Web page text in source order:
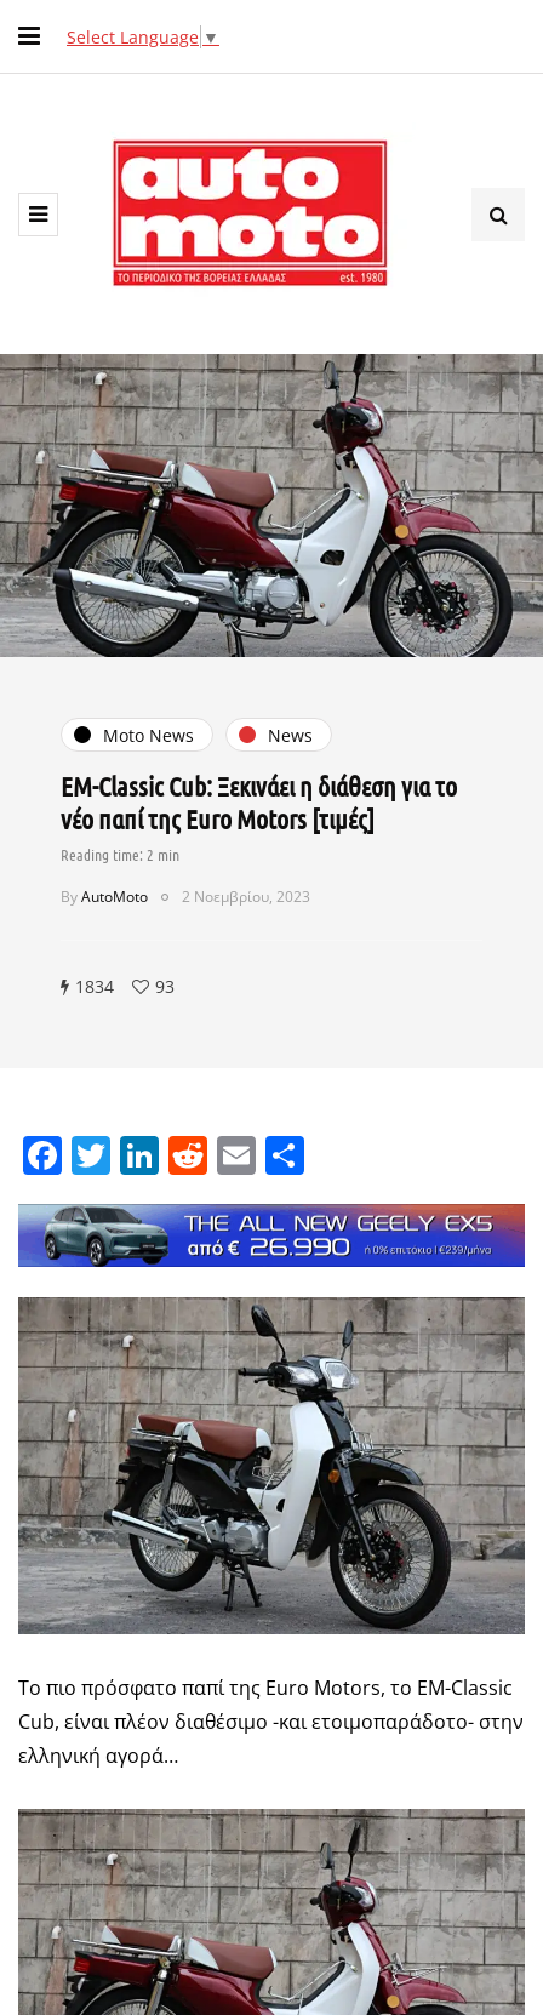
Select Language ▼
Moto News News
EM-Classic Cub: Ξεκινάει η διάθεση για το
νέο παπί της Euro Motors [τιμές]
ByAutoMoto 2 Νοεμβρίου, 2023
1834 93
Facebook
Twitter
LinkedIn
Reddit
Email
Το πιο πρόσφατο παπί της Euro Motors, το EM-Classic
Cub, είναι πλέον διαθέσιμο -και ετοιμοπαράδοτο- στην
ελληνική αγορά…